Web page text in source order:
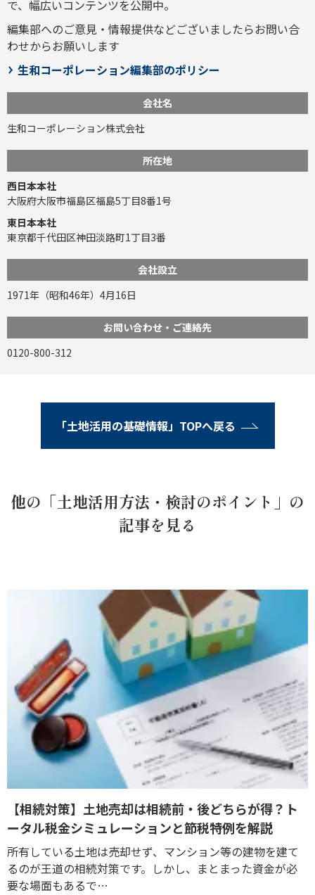
で、幅広いコンテンツを公開中。
編集部へのご意見・情報提供などございましたらお問い合
わせからお願いします
生和コーポレーション編集部のポリシー
会社名
生和コーポレーション株式会社
所在地
西日本本社
大阪府大阪市福島区福島5丁目8番1号
東日本本社
東京都千代田区神田淡路町1丁目3番
会社設立
1971年（昭和46年）4月16日
お問い合わせ・ご連絡先
0120-800-312
「土地活用の基礎情報」TOPへ戻る
他の「土地活用方法・検討のポイント」の
記事を見る
【相続対策】土地売却は相続前・後どちらが得？ト
ータル税金シミュレーションと節税特例を解説
所有している土地は売却せず、マンション等の建物を建て
るのが王道の相続対策です。しかし、まとまった資金が必
要な場面もあるで…